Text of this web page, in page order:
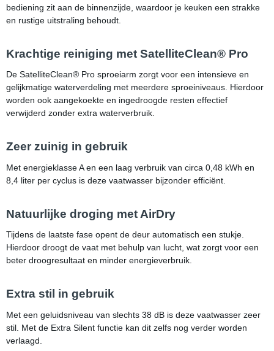
bediening zit aan de binnenzijde, waardoor je keuken een strakke
en rustige uitstraling behoudt.
Krachtige reiniging met SatelliteClean® Pro
De SatelliteClean® Pro sproeiarm zorgt voor een intensieve en
gelijkmatige waterverdeling met meerdere sproeiniveaus. Hierdoor
worden ook aangekoekte en ingedroogde resten effectief
verwijderd zonder extra waterverbruik.
Zeer zuinig in gebruik
Met energieklasse A en een laag verbruik van circa 0,48 kWh en
8,4 liter per cyclus is deze vaatwasser bijzonder efficiënt.
Natuurlijke droging met AirDry
Tijdens de laatste fase opent de deur automatisch een stukje.
Hierdoor droogt de vaat met behulp van lucht, wat zorgt voor een
beter droogresultaat en minder energieverbruik.
Extra stil in gebruik
Met een geluidsniveau van slechts 38 dB is deze vaatwasser zeer
stil. Met de Extra Silent functie kan dit zelfs nog verder worden
verlaagd.